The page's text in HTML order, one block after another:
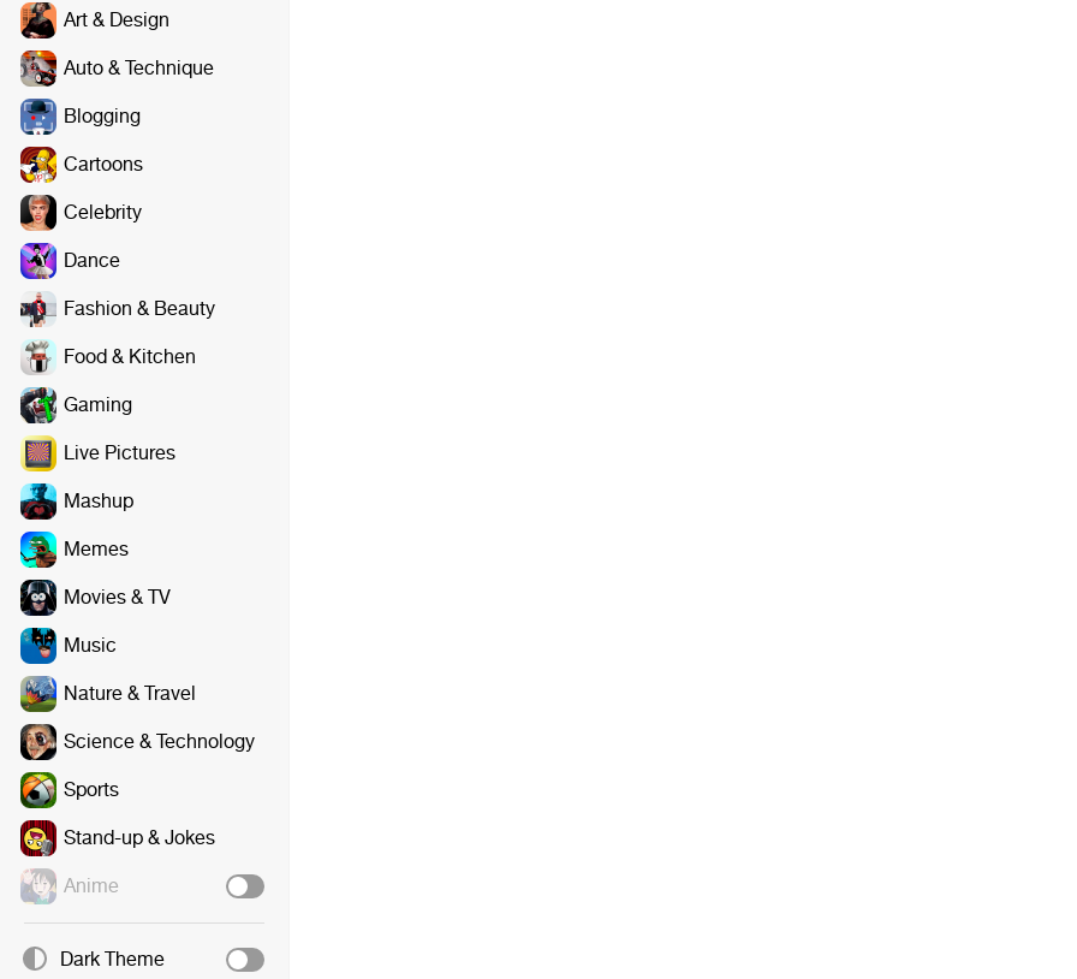
Art & Design
Auto & Technique
Blogging
Cartoons
Celebrity
Dance
Fashion & Beauty
Food & Kitchen
Gaming
Live Pictures
Mashup
Memes
Movies & TV
Music
Nature & Travel
Science & Technology
Sports
Stand-up & Jokes
Anime
Dark Theme